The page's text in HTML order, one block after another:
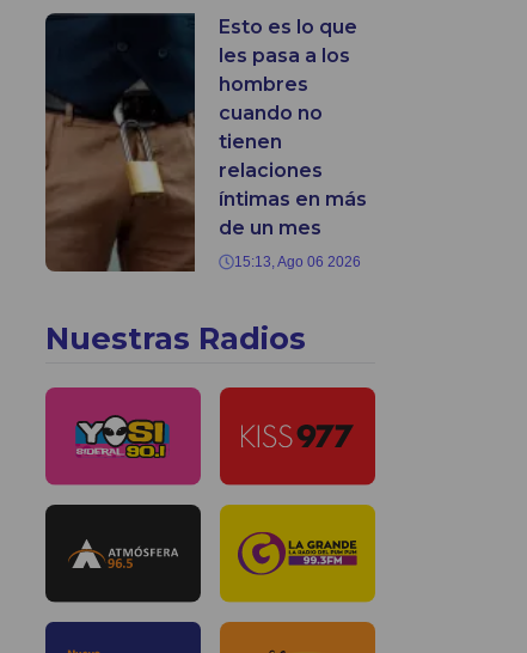
Esto es lo que
les pasa a los
hombres
cuando no
tienen
relaciones
íntimas en más
de un mes
15:13, Ago 06 2026
Nuestras Radios